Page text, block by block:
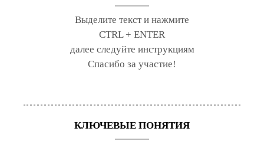
Выделите текст и нажмите
CTRL + ENTER
далее следуйте инструкциям
Спасибо за участие!
КЛЮЧЕВЫЕ ПОНЯТИЯ